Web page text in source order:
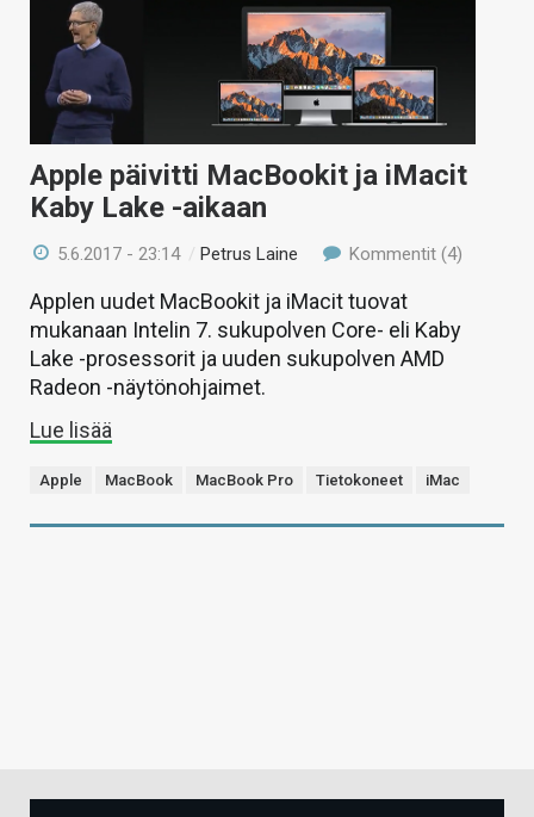
Apple päivitti MacBookit ja iMacit
Kaby Lake -aikaan
5.6.2017 - 23:14 /Petrus Laine Kommentit (4)
Applen uudet MacBookit ja iMacit tuovat
mukanaan Intelin 7. sukupolven Core- eli Kaby
Lake -prosessorit ja uuden sukupolven AMD
Radeon -näytönohjaimet.
Lue lisää
Apple MacBook MacBook Pro Tietokoneet iMac